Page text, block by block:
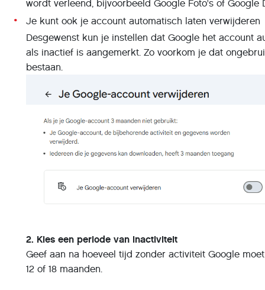
wordt verleend, bijvoorbeeld Google Foto's of Google
Je kunt ook je account automatisch laten verwijderen
Desgewenst kun je instellen dat Google het account
als inactief is aangemerkt. Zo voorkom je dat
bestaan.
2. Kies een periode van inactiviteit
Geef aan na hoeveel tijd zonder activiteit Google
12 of 18 maanden.